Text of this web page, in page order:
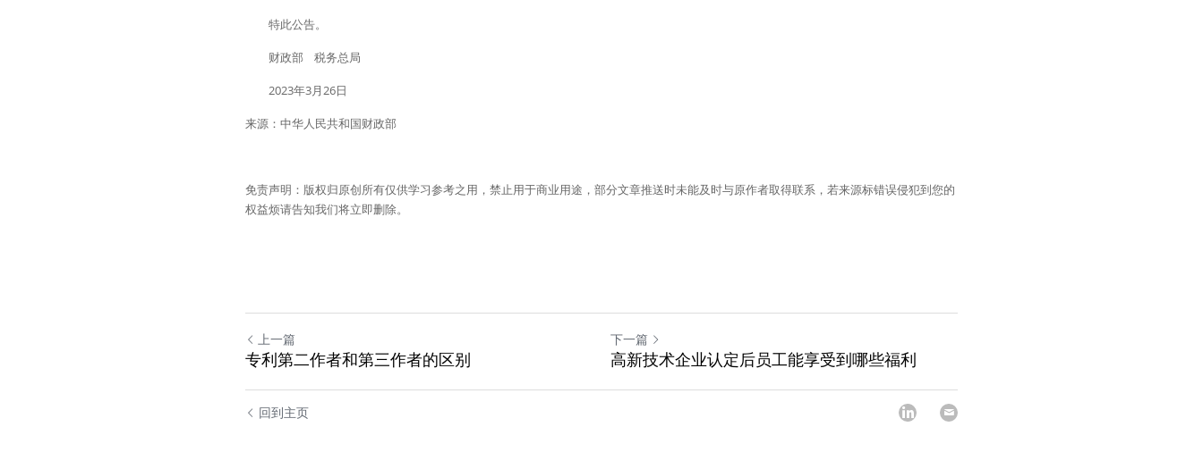
特此公告。
财政部    税务总局
2023年3月26日
来源：中华人民共和国财政部
免责声明：版权归原创所有仅供学习参考之用，禁止用于商业用途，部分文章推送时未能及时与原作者取得联系，若来源标错误侵犯到您的
权益烦请告知我们将立即删除。
上一篇
专利第二作者和第三作者的区别
下一篇
高新技术企业认定后员工能享受到哪些福利
回到主页